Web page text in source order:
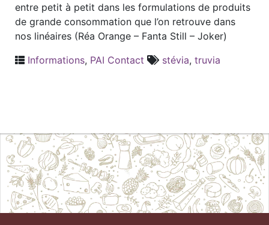
entre petit à petit dans les formulations de produits
de grande consommation que l’on retrouve dans
nos linéaires (Réa Orange – Fanta Still – Joker)
Informations, PAI Contact stévia, truvia